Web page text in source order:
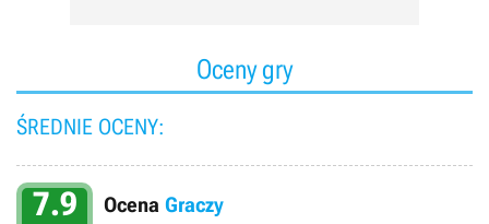
Oceny gry
ŚREDNIE OCENY:
7.9 Ocena Graczy